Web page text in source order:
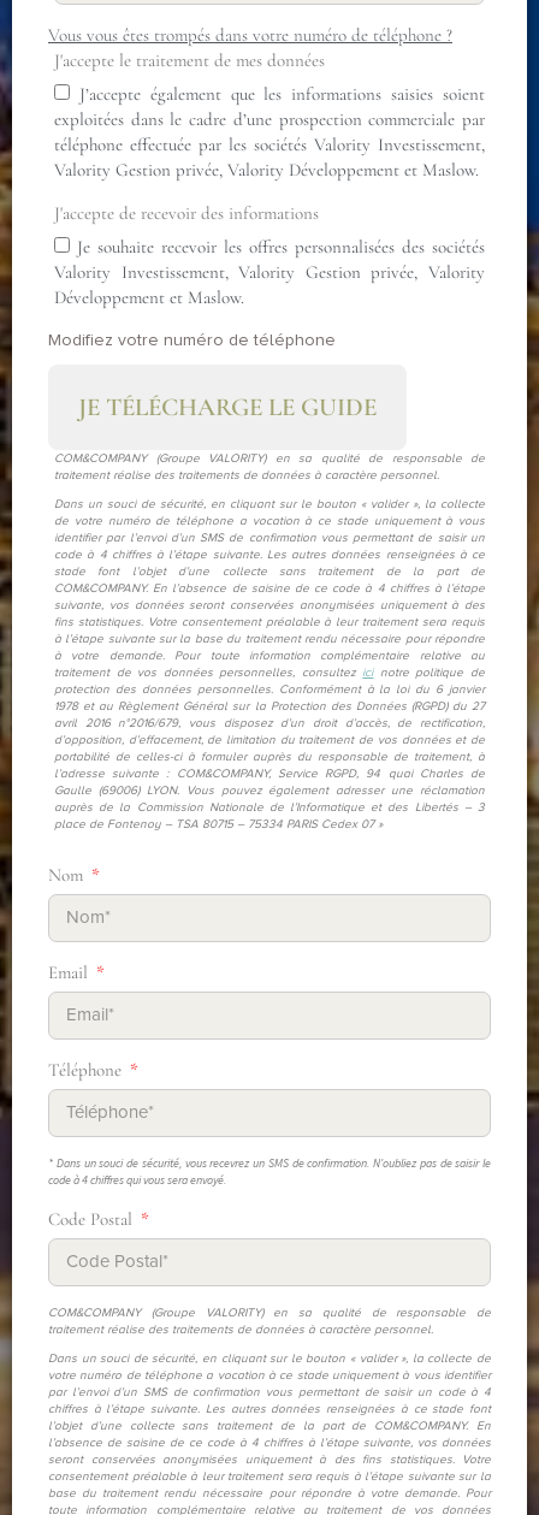
Vous vous êtes trompés dans votre numéro de téléphone ?
J'accepte le traitement de mes données
J’accepte également que les informations saisies soient
exploitées dans le cadre d’une prospection commerciale par
téléphone effectuée par les sociétés Valority Investissement,
Valority Gestion privée, Valority Développement et Maslow.
J'accepte de recevoir des informations
Je souhaite recevoir les offres personnalisées des sociétés
Valority Investissement, Valority Gestion privée, Valority
Développement et Maslow.
Modifiez votre numéro de téléphone
JE TÉLÉCHARGE LE GUIDE
COM&COMPANY (Groupe VALORITY) en sa qualité de responsable de
traitement réalise des traitements de données à caractère personnel.
Dans un souci de sécurité, en cliquant sur le bouton « valider », la collecte
de votre numéro de téléphone a vocation à ce stade uniquement à vous
identifier par l’envoi d’un SMS de confirmation vous permettant de saisir un
code à 4 chiffres à l’étape suivante. Les autres données renseignées à ce
stade font l’objet d’une collecte sans traitement de la part de
COM&COMPANY. En l’absence de saisine de ce code à 4 chiffres à l’étape
suivante, vos données seront conservées anonymisées uniquement à des
fins statistiques. Votre consentement préalable à leur traitement sera requis
à l’étape suivante sur la base du traitement rendu nécessaire pour répondre
à votre demande. Pour toute information complémentaire relative au
traitement de vos données personnelles, consultez icinotre politique de
protection des données personnelles. Conformément à la loi du 6 janvier
1978 et au Règlement Général sur la Protection des Données (RGPD) du 27
avril 2016 n°2016/679, vous disposez d’un droit d’accès, de rectification,
d’opposition, d’effacement, de limitation du traitement de vos données et de
portabilité de celles-ci à formuler auprès du responsable de traitement, à
l’adresse suivante : COM&COMPANY, Service RGPD, 94 quai Charles de
Gaulle (69006) LYON. Vous pouvez également adresser une réclamation
auprès de la Commission Nationale de l’Informatique et des Libertés – 3
place de Fontenoy – TSA 80715 – 75334 PARIS Cedex 07 »
Nom
Email
Téléphone
* Dans un souci de sécurité, vous recevrez un SMS de confirmation. N'oubliez pas de saisir le
code à 4 chiffres qui vous sera envoyé.
Code Postal
COM&COMPANY (Groupe VALORITY) en sa qualité de responsable de
traitement réalise des traitements de données à caractère personnel.
Dans un souci de sécurité, en cliquant sur le bouton « valider », la collecte de
votre numéro de téléphone a vocation à ce stade uniquement à vous identifier
par l’envoi d’un SMS de confirmation vous permettant de saisir un code à 4
chiffres à l’étape suivante. Les autres données renseignées à ce stade font
l’objet d’une collecte sans traitement de la part de COM&COMPANY. En
l’absence de saisine de ce code à 4 chiffres à l’étape suivante, vos données
seront conservées anonymisées uniquement à des fins statistiques. Votre
consentement préalable à leur traitement sera requis à l’étape suivante sur la
base du traitement rendu nécessaire pour répondre à votre demande. Pour
toute information complémentaire relative au traitement de vos données